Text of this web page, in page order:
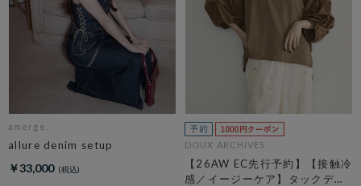
amerge.
allure denim setup
￥33,000
DOUX ARCHIVES
【26AW EC先行予約】【接触冷
感／イージーケア】タックデザ